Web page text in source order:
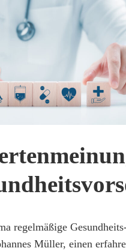
regelmäßige
Müller, einen